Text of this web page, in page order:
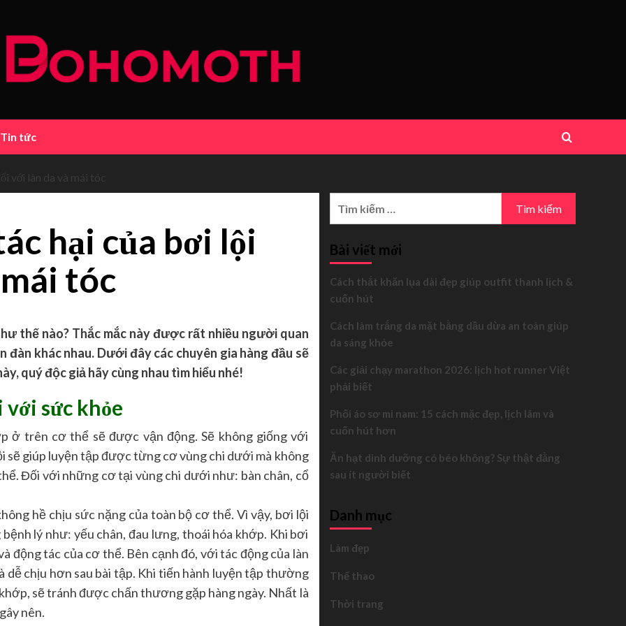
Tin tức
với làn da và mái tóc
hại của bơi lội
tóc
thế nào? Thắc mắc này được rất nhiều người quan
đàn khác nhau. Dưới đây các chuyên gia hàng đầu sẽ
quý độc giả hãy cùng nhau tìm hiểu nhé!
sức khỏe
ở trên cơ thể sẽ được vận động. Sẽ không giống với
sẽ giúp luyện tập được từng cơ vùng chi dưới mà không
Đối với những cơ tại vùng chi dưới như: bàn chân, cổ
hề chịu sức nặng của toàn bộ cơ thể. Vì vậy, bơi lội
lý như: yếu chân, đau lưng, thoái hóa khớp. Khi bơi
động tác của cơ thể. Bên cạnh đó, với tác động của làn
chịu hơn sau bài tập. Khi tiến hành luyện tập thường
sẽ tránh được chấn thương gặp hàng ngày. Nhất là
nên.
Bài viết mới
Cách thắt khăn lụa dài đẹp giúp outfit thanh lịch &
cuốn hút
Cách làm trắng da mặt bằng dầu dừa an toàn giúp
da sáng khỏe
Các giải chạy marathon 2026: lịch hot runner Việt
phải biết
Phối áo sơ mi nam: 15 cách mặc đẹp, lịch lãm và
cuốn hút hơn
Ăn hạt dinh dưỡng có béo không? Sự thật đằng
sau ít người biết
Danh mục
Làm đẹp
Thể thao
Thời trang